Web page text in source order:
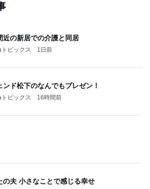
近の新居での介護と同居
ピックス 1日前
ンド松下のなんでもプレゼン！
ピックス 16時間前
の夫 小さなことで感じる幸せ